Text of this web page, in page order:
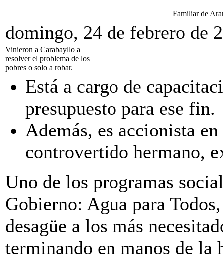
Familiar de
domingo, 24 de febrero de
Vinieron a Carabayllo a
resolver el problema de los
pobres o solo a robar.
Está a cargo de
presupuesto para ese fin.
Además, es accionista
controvertido hermano,
Uno de los programas
Gobierno: Agua para
desagüe a los más
terminando en manos de la